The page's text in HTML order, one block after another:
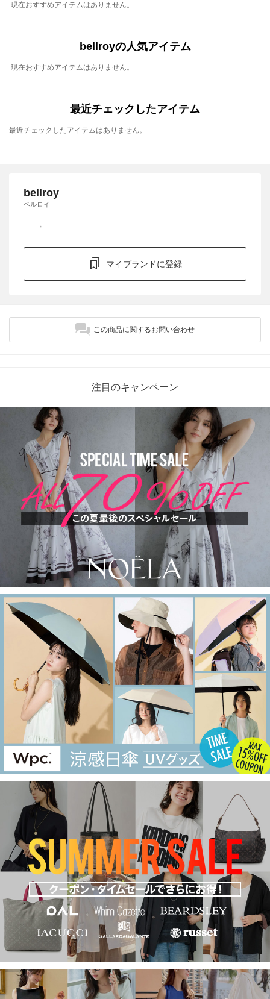
現在おすすめアイテムはありません。
bellroyの人気アイテム
現在おすすめアイテムはありません。
最近チェックしたアイテム
最近チェックしたアイテムはありません。
bellroy
ベルロイ
マイブランドに登録
この商品に関するお問い合わせ
注目のキャンペーン